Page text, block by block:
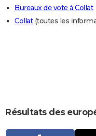
Art de vivre
Bien-être
Loisirs
Mode
Modes de vie
CARTE DE VOEUX
Carte de Noël
Carte Bonne année
Carte Saint-Valentin
Carte Pâques
Carte d'anniversaire
DICTIONNAIRE
Bureaux de vote à Collat
Collat(toutes les
Résultats des